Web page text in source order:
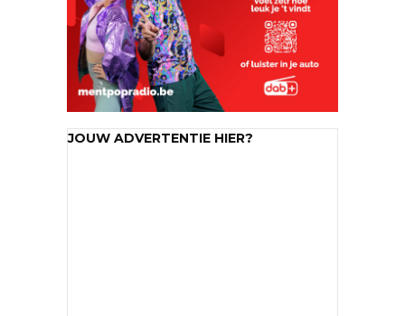
JOUW ADVERTENTIE HIER?